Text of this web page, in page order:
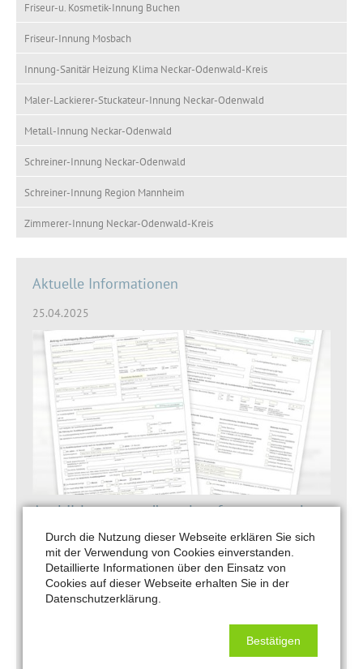
Friseur-u. Kosmetik-Innung Buchen
Friseur-Innung Mosbach
Innung-Sanitär Heizung Klima Neckar-Odenwald-Kreis
Maler-Lackierer-Stuckateur-Innung Neckar-Odenwald
Metall-Innung Neckar-Odenwald
Schreiner-Innung Neckar-Odenwald
Schreiner-Innung Region Mannheim
Zimmerer-Innung Neckar-Odenwald-Kreis
Aktuelle Informationen
25.04.2025
Ausbildungsverträge ab sofort nur noch
online.
gehen Sie zunächst auf die Homepage
unserer Kammer: www.hwk-mannheim.de
Kundenportal ( beim erstmaligen Login
halten Sie bitte Ihre Betriebsnummer parat).
Durch die Nutzung dieser Webseite erklären Sie sich
mit der Verwendung von Cookies einverstanden.
Detaillierte Informationen über den Einsatz von
Cookies auf dieser Webseite erhalten Sie in der
Datenschutzerklärung.
Bestätigen